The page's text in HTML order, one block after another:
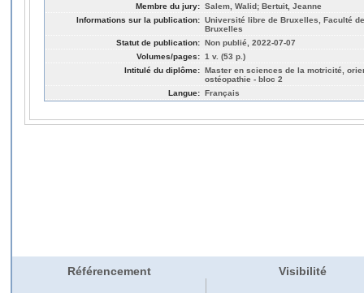
Membre du jury: Salem, Walid; Bertuit, Jeanne
Informations sur la publication: Université libre de Bruxelles, Faculté
Bruxelles
Statut de publication: Non publié, 2022-07-07
Volumes/pages: 1 v. (53 p.)
Intitulé du diplôme: Master en sciences de la motricité,
ostéopathie - bloc 2
Langue: Français
Référencement Visibilité